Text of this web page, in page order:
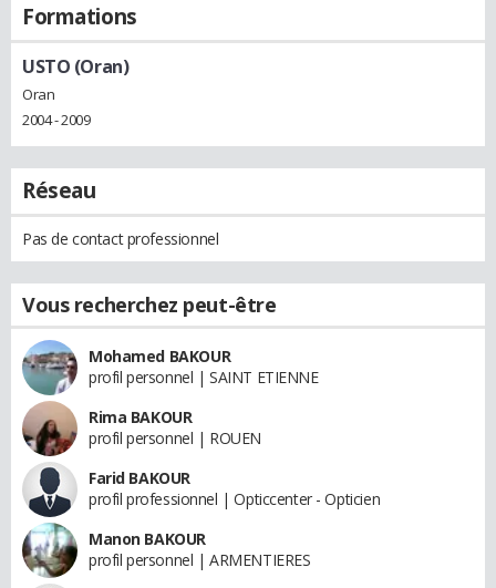
Formations
USTO (Oran)
Oran
2004 - 2009
Réseau
Pas de contact professionnel
Vous recherchez peut-être
Mohamed BAKOUR
profil personnel | SAINT ETIENNE
Rima BAKOUR
profil personnel | ROUEN
Farid BAKOUR
profil professionnel | Opticcenter - Opticien
Manon BAKOUR
profil personnel | ARMENTIERES